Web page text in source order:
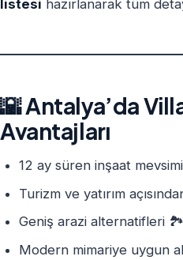
listesi hazırlanarak tüm
🌇 Antalya’da
Avantajları
12 ay süren inşaat
Turizm ve yatırım
Geniş arazi alternatifleri 🏞️
Modern mimariye uygun